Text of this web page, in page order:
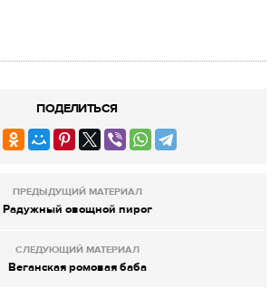
ПОДЕЛИТЬСЯ
ПРЕДЫДУЩИЙ МАТЕРИАЛ
Радужный овощной пирог
СЛЕДУЮЩИЙ МАТЕРИАЛ
Веганская ромовая баба